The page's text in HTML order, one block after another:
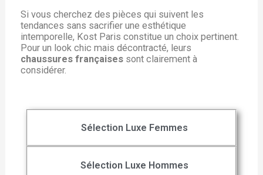
Si vous cherchez des pièces qui suivent les
tendances sans sacrifier une esthétique
intemporelle, Kost Paris constitue un choix pertinent.
Pour un look chic mais décontracté, leurs
chaussures françaises sont clairement à
considérer.
Sélection Luxe Femmes
Sélection Luxe Hommes